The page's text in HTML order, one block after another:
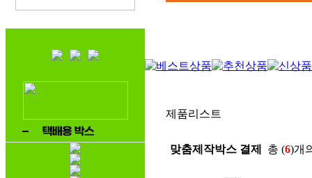
제품리스트
맞춤제작박스 결제 총 (6)개